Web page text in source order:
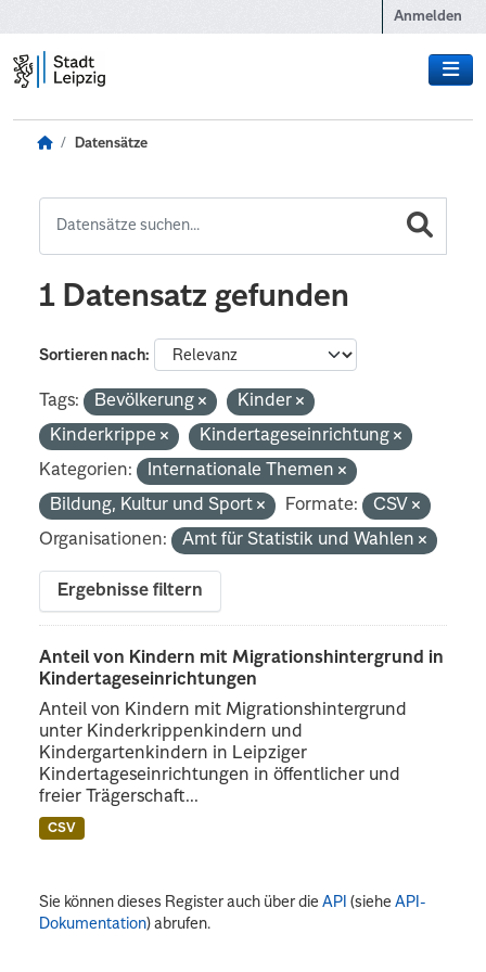
Anmelden
Datensätze
1 Datensatz gefunden
Sortieren nach
Tags: Bevölkerung
Kinder
Kinderkrippe
Kindertageseinrichtung
Kategorien:
Internationale Themen
Bildung, Kultur und Sport
Formate:
CSV
Organisationen:
Amt für Statistik und Wahlen
Ergebnisse filtern
Anteil von Kindern mit Migrationshintergrund in
Kindertageseinrichtungen
Anteil von Kindern mit Migrationshintergrund
unter Kinderkrippenkindern und
Kindergartenkindern in Leipziger
Kindertageseinrichtungen in öffentlicher und
freier Trägerschaft...
CSV
Sie können dieses Register auch über dieAPI (sieheAPI-
Dokumentation) abrufen.